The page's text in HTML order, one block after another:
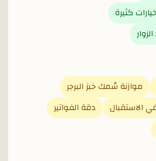
كثيرة
موازنة سُمك خبز البرجر
الاستقبال
دقة الفواتير